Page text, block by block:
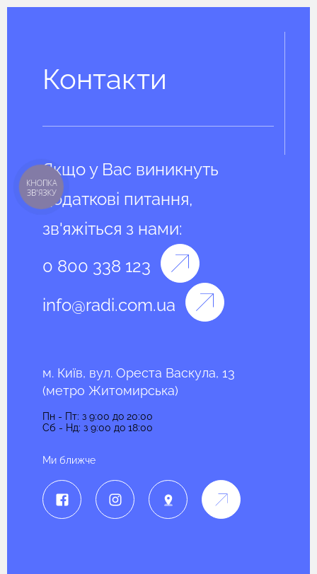
Контакти
Якщо у Вас виникнуть
додаткові питання,
зв'яжіться з нами:
0 800 338 123
info@radi.com.ua
м. Київ, вул. Ореста Васкула, 13
(метро Житомирська)
Пн - Пт: з 9:00 до 20:00
Сб - Нд: з 9:00 до 18:00
Ми ближче
КНОПКА
ЗВ'ЯЗКУ